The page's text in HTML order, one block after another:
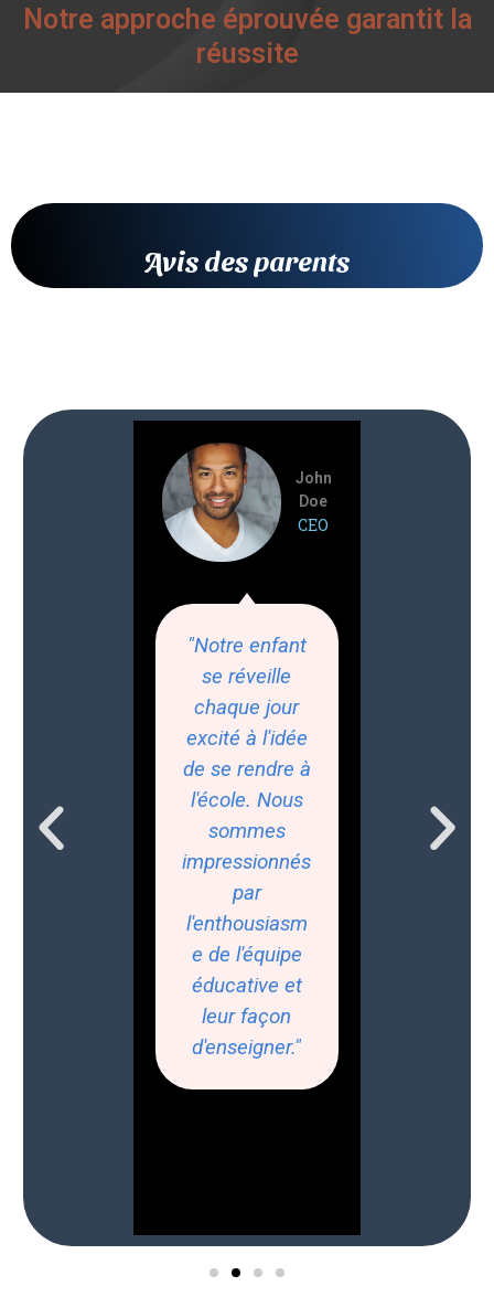
Notre approche éprouvée garantit la
réussite
Avis des parents
"Notre enfant
se réveille
chaque jour
excité à l'idée
de se rendre à
l'école. Nous
sommes
impressionnés
par
l'enthousiasm
e de l'équipe
éducative et
leur façon
d'enseigner."
John
Doe
CEO